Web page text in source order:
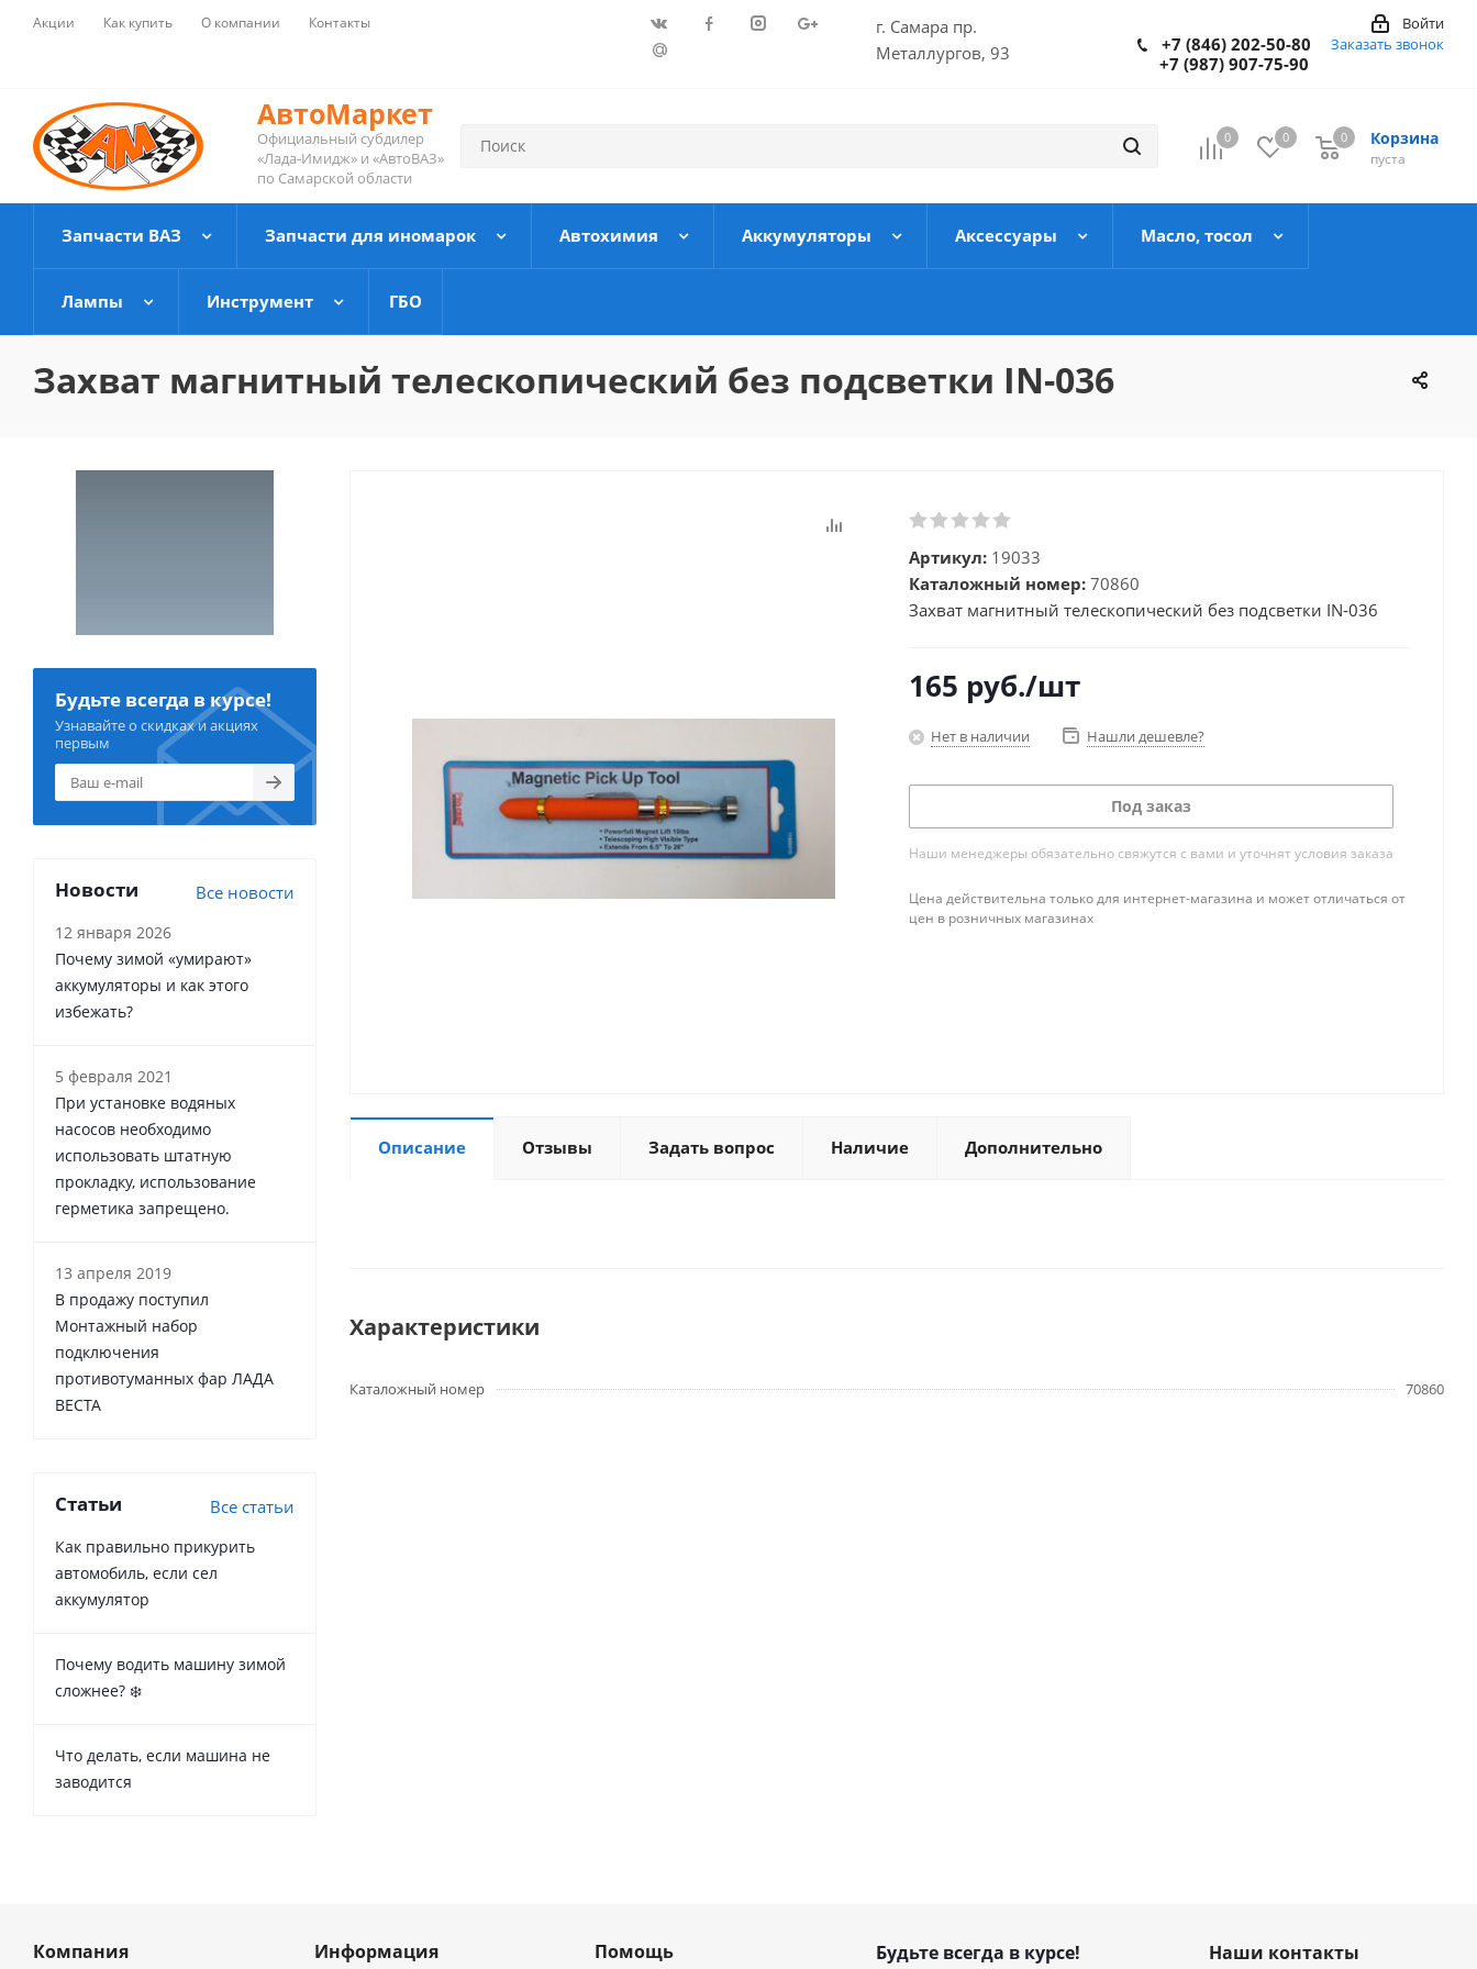
Акции Как купить О компании Контакты
г. Самара пр.
Металлургов, 93
Войти
+7 (846) 202-50-80
+7 (987) 907-75-90
Заказать звонок
АвтоМаркет
Официальный субдилер
«Лада-Имидж» и «АвтоВАЗ»
по Самарской области
0 0 Корзина
пуста
0
Запчасти ВАЗ Запчасти для иномарок Автохимия Аккумуляторы Аксессуары Масло, тосол
Лампы Инструмент ГБО
Захват магнитный телескопический без подсветки IN-036
Артикул: 19033
Каталожный номер: 70860
Захват магнитный телескопический без подсветки IN-036
165 руб./шт
Нет в наличии Нашли дешевле?
Под заказ
Наши менеджеры обязательно свяжутся с вами и уточнят условия заказа
Цена действительна только для интернет-магазина и может отличаться от
цен в розничных магазинах
Описание Отзывы Задать вопрос Наличие Дополнительно
Характеристики
Каталожный номер 70860
Будьте всегда в курсе!
Узнавайте о скидках и акциях
первым
Новости Все новости
12 января 2026
Почему зимой «умирают»
аккумуляторы и как этого
избежать?
5 февраля 2021
При установке водяных
насосов необходимо
использовать штатную
прокладку, использование
герметика запрещено.
13 апреля 2019
В продажу поступил
Монтажный набор
подключения
противотуманных фар ЛАДА
ВЕСТА
Статьи Все статьи
Как правильно прикурить
автомобиль, если сел
аккумулятор
Почему водить машину зимой
сложнее? ❄️
Что делать, если машина не
заводится
Компания Информация Помощь Будьте всегда в курсе! Наши контакты